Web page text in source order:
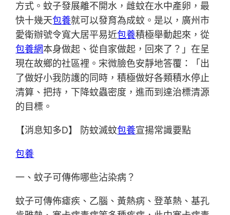
方式。蚊子發展離不開水，雌蚊在水中產卵，最
快十幾天包養就可以發育為成蚊。是以，廣州市
愛衛辦號令寬大居平易近包養積極舉動起來，從
包養網本身做起、從自家做起，回來了？」在呈
現在故鄉的社區裡。宋微臉色安靜地答覆：「出
了做好小我防護的同時，積極做好各類積水停止
清算、把持，下降蚊蟲密度，進而到達治標清源
的目標。
【消息知多D】 防蚊滅蚊包養宣揚常識要點
包養
一、蚊子可傳佈哪些沾染病？
蚊子可傳佈瘧疾、乙腦、黃熱病、登革熱、基孔